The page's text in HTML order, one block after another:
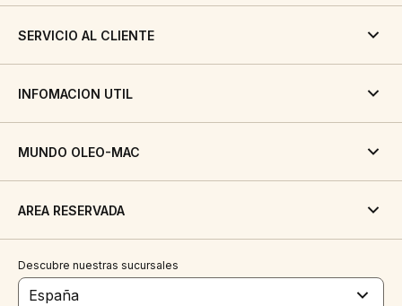
SERVICIO AL CLIENTE
INFOMACION UTIL
MUNDO OLEO-MAC
AREA RESERVADA
Descubre nuestras sucursales
España